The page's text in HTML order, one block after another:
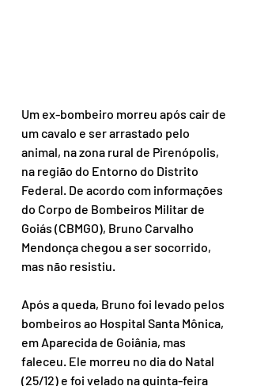
Um ex-bombeiro morreu após cair de
um cavalo e ser arrastado pelo
animal, na zona rural de Pirenópolis,
na região do Entorno do Distrito
Federal. De acordo com informações
do Corpo de Bombeiros Militar de
Goiás (CBMGO), Bruno Carvalho
Mendonça chegou a ser socorrido,
mas não resistiu.
Após a queda, Bruno foi levado pelos
bombeiros ao Hospital Santa Mônica,
em Aparecida de Goiânia, mas
faleceu. Ele morreu no dia do Natal
(25/12) e foi velado na quinta-feira